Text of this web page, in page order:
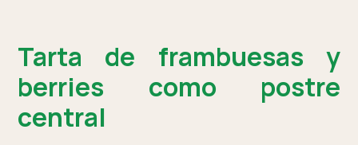
Tarta de frambuesas y
berries como postre
central